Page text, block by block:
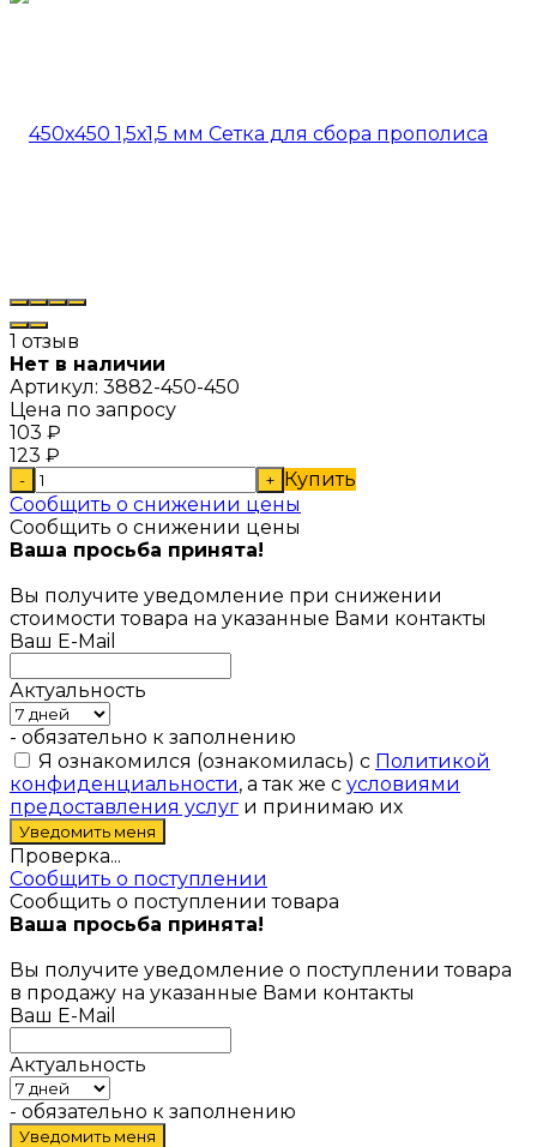
1 отзыв
Нет в наличии
Артикул: 3882-450-450
Цена по запросу
103 ₽
123 ₽
- + Купить
Сообщить о снижении цены
Сообщить о снижении цены
Ваша просьба принята!
Вы получите уведомление при снижении
стоимости товара на указанные Вами контакты
Ваш E-Mail
Актуальность
- обязательно к заполнению
Я ознакомился (ознакомилась) с Политикой
конфиденциальности, а так же с условиями
предоставления услуг и принимаю их
Проверка...
Сообщить о поступлении
Сообщить о поступлении товара
Ваша просьба принята!
Вы получите уведомление о поступлении товара
в продажу на указанные Вами контакты
Ваш E-Mail
Актуальность
- обязательно к заполнению